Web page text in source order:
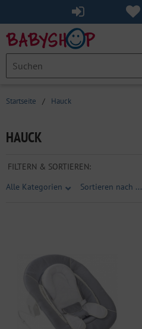
Startseite / Hauck
HAUCK
FILTERN & SORTIEREN:
Alle Kategorien
Sortieren nach ...